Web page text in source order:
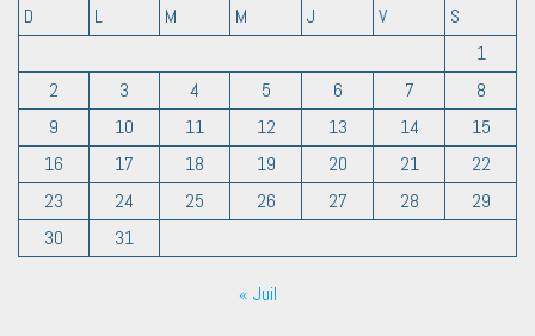
D
L M M J V
S
1
2
3 4 5 6 7
8
9
10 11 12 13 14
15
16
17 18 19 20 21
22
23
24 25 26 27 28
29
30
31
« Juil